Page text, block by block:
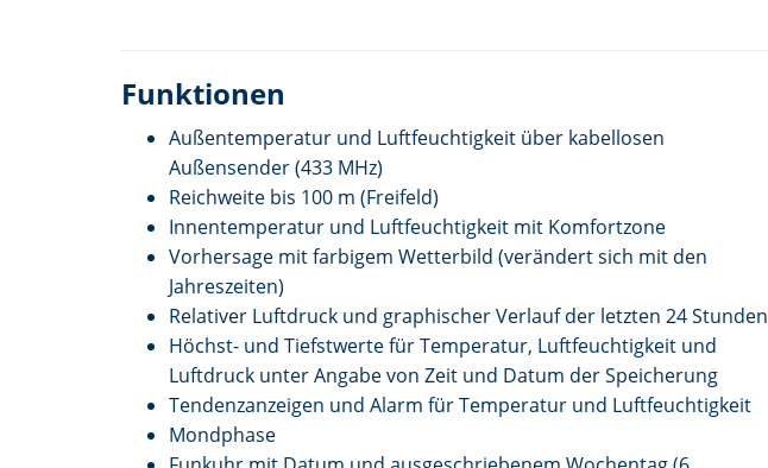
Funktionen
Außentemperatur und Luftfeuchtigkeit über kabellosen
Außensender (433 MHz)
Reichweite bis 100 m (Freifeld)
Innentemperatur und Luftfeuchtigkeit mit Komfortzone
Vorhersage mit farbigem Wetterbild (verändert sich mit den
Jahreszeiten)
Relativer Luftdruck und graphischer Verlauf der letzten 24 Stunden
Höchst- und Tiefstwerte für Temperatur, Luftfeuchtigkeit und
Luftdruck unter Angabe von Zeit und Datum der Speicherung
Tendenzanzeigen und Alarm für Temperatur und Luftfeuchtigkeit
Mondphase